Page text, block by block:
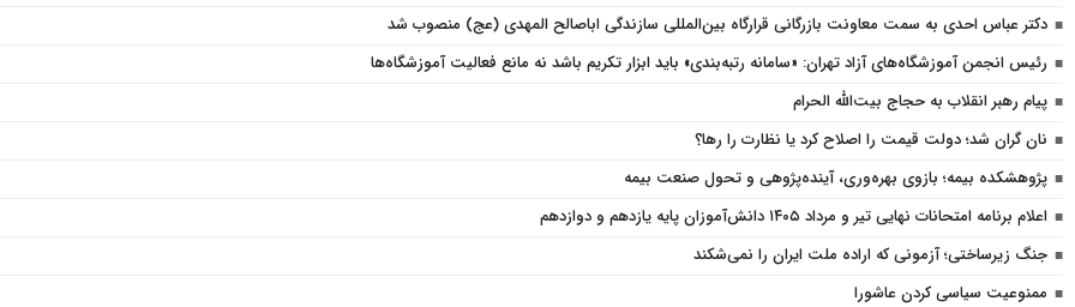
دکتر عباس احدی به سمت معاونت بازرگانی قرارگاه بین‌المللی سازندگی اباصالح المهدی (عج) منصوب شد
رئیس انجمن آموزشگاه‌های آزاد تهران: «سامانه رتبه‌بندی» باید ابزار تکریم باشد نه مانع فعالیت آموزشگاه‌ها
پیام رهبر انقلاب به حجاج بیت‌الله الحرام
نان گران شد؛ دولت قیمت را اصلاح کرد یا نظارت را رها؟
پژوهشكده بیمه؛ بازوی بهره‌وری، آینده‌پژوهی و تحول صنعت بیمه
اعلام برنامه امتحانات نهایی تیر و مرداد ۱۴۰۵ دانش‌آموزان پایه یازدهم و دوازدهم
جنگ زیرساختی؛ آزمونی که اراده ملت ایران را نمی‌شکند
ممنوعیت سیاسی کردن عاشورا